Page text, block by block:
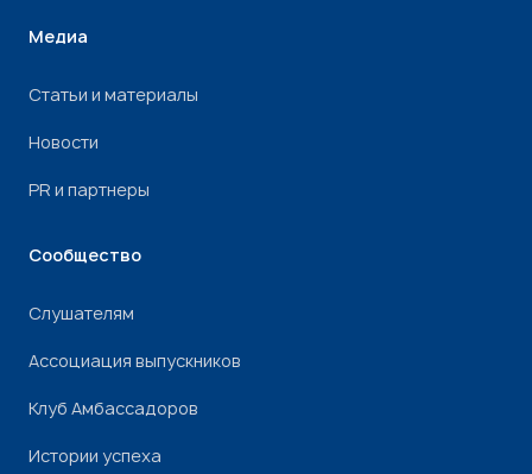
Медиа
Статьи и материалы
Новости
PR и партнеры
Сообщество
Слушателям
Ассоциация выпускников
Клуб Амбассадоров
Истории успеха